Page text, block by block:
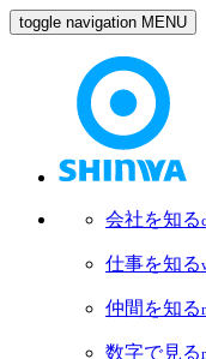
toggle navigation MENU
会社を知る
仕事を知る
仲間を知る
数字で見る